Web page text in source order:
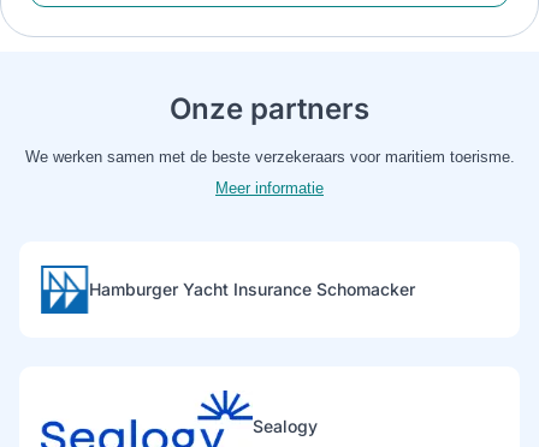
Onze partners
We werken samen met de beste verzekeraars voor maritiem toerisme.
Meer informatie
Hamburger Yacht Insurance Schomacker
Sealogy